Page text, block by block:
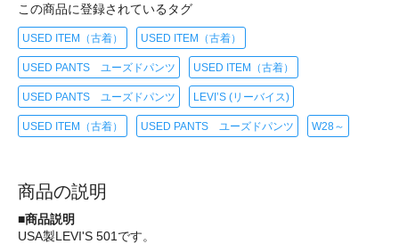
この商品に登録されているタグ
USED ITEM（古着） USED ITEM（古着）
USED PANTS ユーズドパンツ USED ITEM（古着）
USED PANTS ユーズドパンツ LEVI’S (リーバイス)
USED ITEM（古着） USED PANTS ユーズドパンツ W28～
商品の説明
■商品説明
USA製LEVI'S 501です。